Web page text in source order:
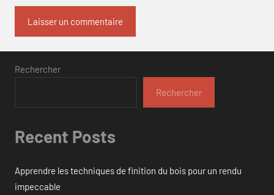
Rechercher
Rechercher
Recent Posts
Apprendre les techniques de finition du bois pour un rendu
impeccable